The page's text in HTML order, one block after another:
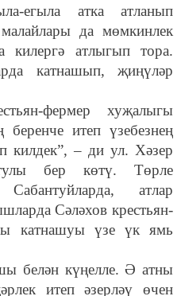
егыла атка атланып
да мөмкинлек
килергә атлыгып тора.
катнашып, җиңүләр
фермер хуҗалыгы
итеп үзебезнең
килдек”, – ди ул. Хәзер
бер көтү. Төрле
атлар
Сәләхов крестьян-
катнашуы үзе үк ямь
белән күңелле. Ә атны
итеп әзерләү өчен